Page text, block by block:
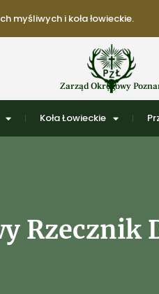
myśliwych i koła łowieckie.
Zarząd Okręgowy
Koła Łowieckie
Rzecznik